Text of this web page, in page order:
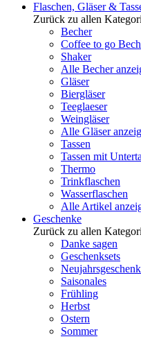
Flaschen, Gläser &
Zurück zu allen
Becher
Coffee to go
Shaker
Alle Becher
Gläser
Biergläser
Teeglaeser
Weingläser
Alle Gläser
Tassen
Tassen mit
Thermo
Trinkflaschen
Wasserflaschen
Alle Artikel
Geschenke
Zurück zu allen
Danke sagen
Geschenksets
Saisonales
Frühling
Herbst
Ostern
Sommer